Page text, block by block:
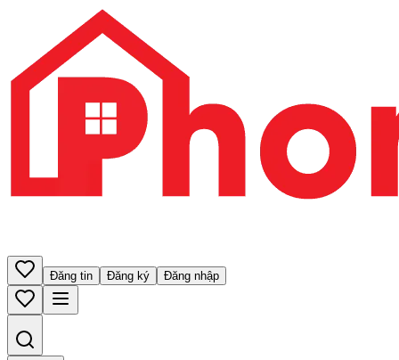
Đăng tin Đăng ký Đăng nhập